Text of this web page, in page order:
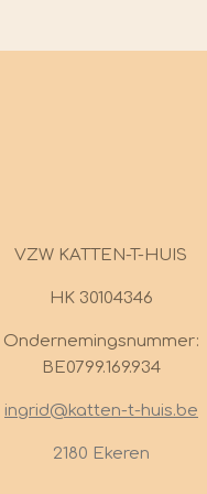
VZW KATTEN-T-HUIS
HK 30104346
Ondernemingsnummer:
BE0799.169.934
ingrid@katten-t-huis.be
2180 Ekeren